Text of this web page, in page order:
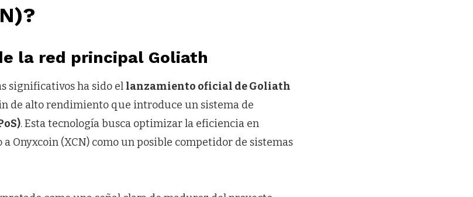
la red principal Goliath
significativos ha sido el lanzamiento oficial de Goliath
de alto rendimiento que introduce un sistema de
. Esta tecnología busca optimizar la eficiencia en
Onyxcoin (XCN) como un posible competidor de sistemas